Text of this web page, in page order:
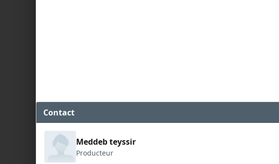
Contact
Meddeb teyssir
Producteur